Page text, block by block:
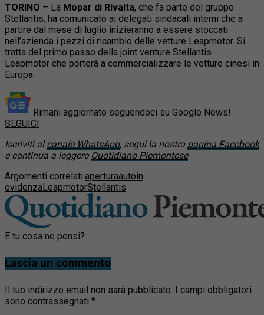
TORINO – La Mopar di Rivalta, che fa parte del gruppo
Stellantis, ha comunicato ai delegati sindacali interni che a
partire dal mese di luglio inizieranno a essere stoccati
nell’azienda i pezzi di ricambio delle vetture Leapmotor. Si
tratta del primo passo della joint venture Stellantis-
Leapmotor che porterà a commercializzare le vetture cinesi in
Europa.
Rimani aggiornato seguendoci su Google News!
SEGUICI
Iscriviti alcanale WhatsApp, segui la nostra pagina Facebook
e continua a leggere Quotidiano Piemontese
Argomenti correlati:aperturaautoin
evidenzaLeapmotorStellantis
E tu cosa ne pensi?
Lascia un commento
Il tuo indirizzo email non sarà pubblicato. I campi obbligatori
sono contrassegnati *